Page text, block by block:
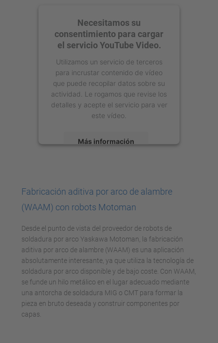
Necesitamos su
consentimiento para cargar
el servicio YouTube Video.
Utilizamos un servicio de terceros
para incrustar contenido de vídeo
que puede recopilar datos sobre su
actividad. Le rogamos que revise los
detalles y acepte el servicio para ver
este vídeo.
Más información
Management Platform
Fabricación aditiva por arco de alambre
(WAAM) con robots Motoman
Desde el punto de vista del proveedor de robots de
soldadura por arco Yaskawa Motoman, la fabricación
aditiva por arco de alambre (WAAM) es una aplicación
absolutamente interesante, ya que utiliza la tecnología de
soldadura por arco disponible y de bajo coste. Con WAAM,
se funde un hilo metálico en el lugar adecuado mediante
una antorcha de soldadura MIG o CMT para formar la
pieza en bruto deseada y construir componentes por
capas.